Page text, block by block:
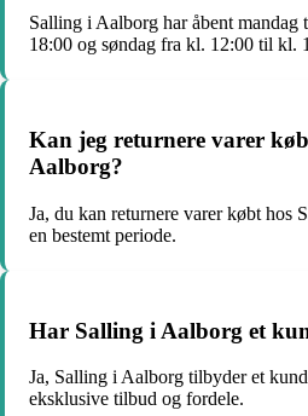
Salling i Aalborg har åbent
18:00 og søndag fra kl. 12:00 til kl.
Kan jeg returnere varer
Aalborg?
Ja, du kan returnere varer købt hos
en bestemt periode.
Har Salling i Aalborg et
Ja, Salling i Aalborg tilbyder et
eksklusive tilbud og fordele.